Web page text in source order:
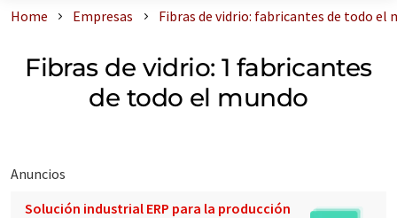
Home Empresas Fibras de vidrio: fabricantes de todo el
Fibras de vidrio: 1 fabricantes
de todo el mundo
Anuncios
Solución industrial ERP para la producción